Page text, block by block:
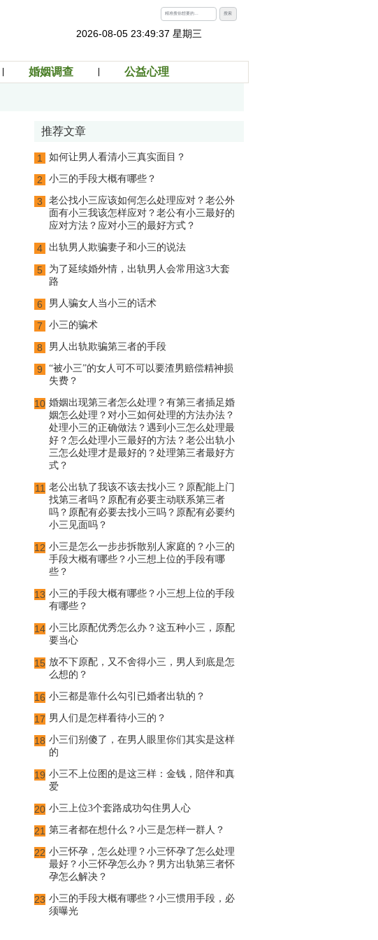
搜索
2026-08-05 23:49:37 星期三
婚姻调查 公益心理
推荐文章
1 如何让男人看清小三真实面目？
2 小三的手段大概有哪些？
3
老公找小三应该如何怎么处理应对？老公外
面有小三我该怎样应对？老公有小三最好的
应对方法？应对小三的最好方式？
4 出轨男人欺骗妻子和小三的说法
5
为了延续婚外情，出轨男人会常用这3大套
路
6 男人骗女人当小三的话术
7 小三的骗术
8 男人出轨欺骗第三者的手段
9
“被小三”的女人可不可以要渣男赔偿精神损
失费？
10 婚姻出现第三者怎么处理？有第三者插足婚
姻怎么处理？对小三如何处理的方法办法？
处理小三的正确做法？遇到小三怎么处理最
好？怎么处理小三最好的方法？老公出轨小
三怎么处理才是最好的？处理第三者最好方
式？
11 老公出轨了我该不该去找小三？原配能上门
找第三者吗？原配有必要主动联系第三者
吗？原配有必要去找小三吗？原配有必要约
小三见面吗？
12 小三是怎么一步步拆散别人家庭的？小三的
手段大概有哪些？小三想上位的手段有哪
些？
13 小三的手段大概有哪些？小三想上位的手段
有哪些？
14 小三比原配优秀怎么办？这五种小三，原配
要当心
15 放不下原配，又不舍得小三，男人到底是怎
么想的？
16 小三都是靠什么勾引已婚者出轨的？
17 男人们是怎样看待小三的？
18 小三们别傻了，在男人眼里你们其实是这样
的
19 小三不上位图的是这三样：金钱，陪伴和真
爱
20 小三上位3个套路成功勾住男人心
21 第三者都在想什么？小三是怎样一群人？
22 小三怀孕，怎么处理？小三怀孕了怎么处理
最好？小三怀孕怎么办？男方出轨第三者怀
孕怎么解决？
23 小三的手段大概有哪些？小三惯用手段，必
须曝光